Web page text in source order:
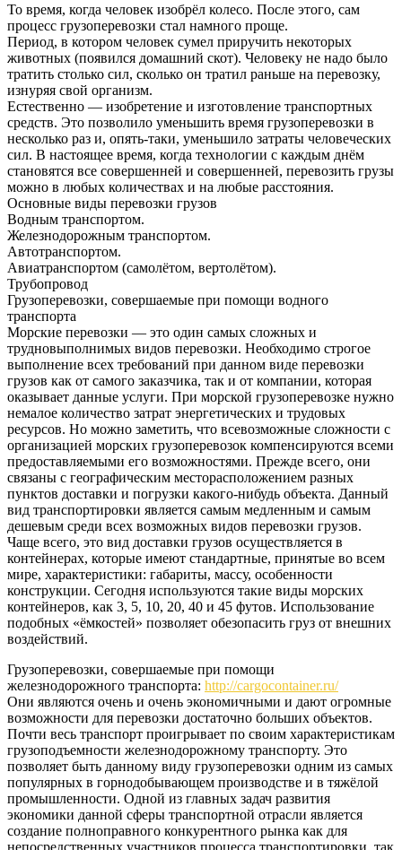
То время, когда человек изобрёл колесо. После этого, сам
процесс грузоперевозки стал намного проще.
Период, в котором человек сумел приручить некоторых
животных (появился домашний скот). Человеку не надо было
тратить столько сил, сколько он тратил раньше на перевозку,
изнуряя свой организм.
Естественно — изобретение и изготовление транспортных
средств. Это позволило уменьшить время грузоперевозки в
несколько раз и, опять-таки, уменьшило затраты человеческих
сил. В настоящее время, когда технологии с каждым днём
становятся все совершенней и совершенней, перевозить грузы
можно в любых количествах и на любые расстояния.
Основные виды перевозки грузов
Водным транспортом.
Железнодорожным транспортом.
Автотранспортом.
Авиатранспортом (самолётом, вертолётом).
Трубопровод
Грузоперевозки, совершаемые при помощи водного
транспорта
Морские перевозки — это один самых сложных и
трудновыполнимых видов перевозки. Необходимо строгое
выполнение всех требований при данном виде перевозки
грузов как от самого заказчика, так и от компании, которая
оказывает данные услуги. При морской грузоперевозке нужно
немалое количество затрат энергетических и трудовых
ресурсов. Но можно заметить, что всевозможные сложности с
организацией морских грузоперевозок компенсируются всеми
предоставляемыми его возможностями. Прежде всего, они
связаны с географическим месторасположением разных
пунктов доставки и погрузки какого-нибудь объекта. Данный
вид транспортировки является самым медленным и самым
дешевым среди всех возможных видов перевозки грузов.
Чаще всего, это вид доставки грузов осуществляется в
контейнерах, которые имеют стандартные, принятые во всем
мире, характеристики: габариты, массу, особенности
конструкции. Сегодня используются такие виды морских
контейнеров, как 3, 5, 10, 20, 40 и 45 футов. Использование
подобных «ёмкостей» позволяет обезопасить груз от внешних
воздействий.
Грузоперевозки, совершаемые при помощи
железнодорожного транспорта: http://cargocontainer.ru/
Они являются очень и очень экономичными и дают огромные
возможности для перевозки достаточно больших объектов.
Почти весь транспорт проигрывает по своим характеристикам
грузоподъемности железнодорожному транспорту. Это
позволяет быть данному виду грузоперевозки одним из самых
популярных в горнодобывающем производстве и в тяжёлой
промышленности. Одной из главных задач развития
экономики данной сферы транспортной отрасли является
создание полноправного конкурентного рынка как для
непосредственных участников процесса транспортировки, так